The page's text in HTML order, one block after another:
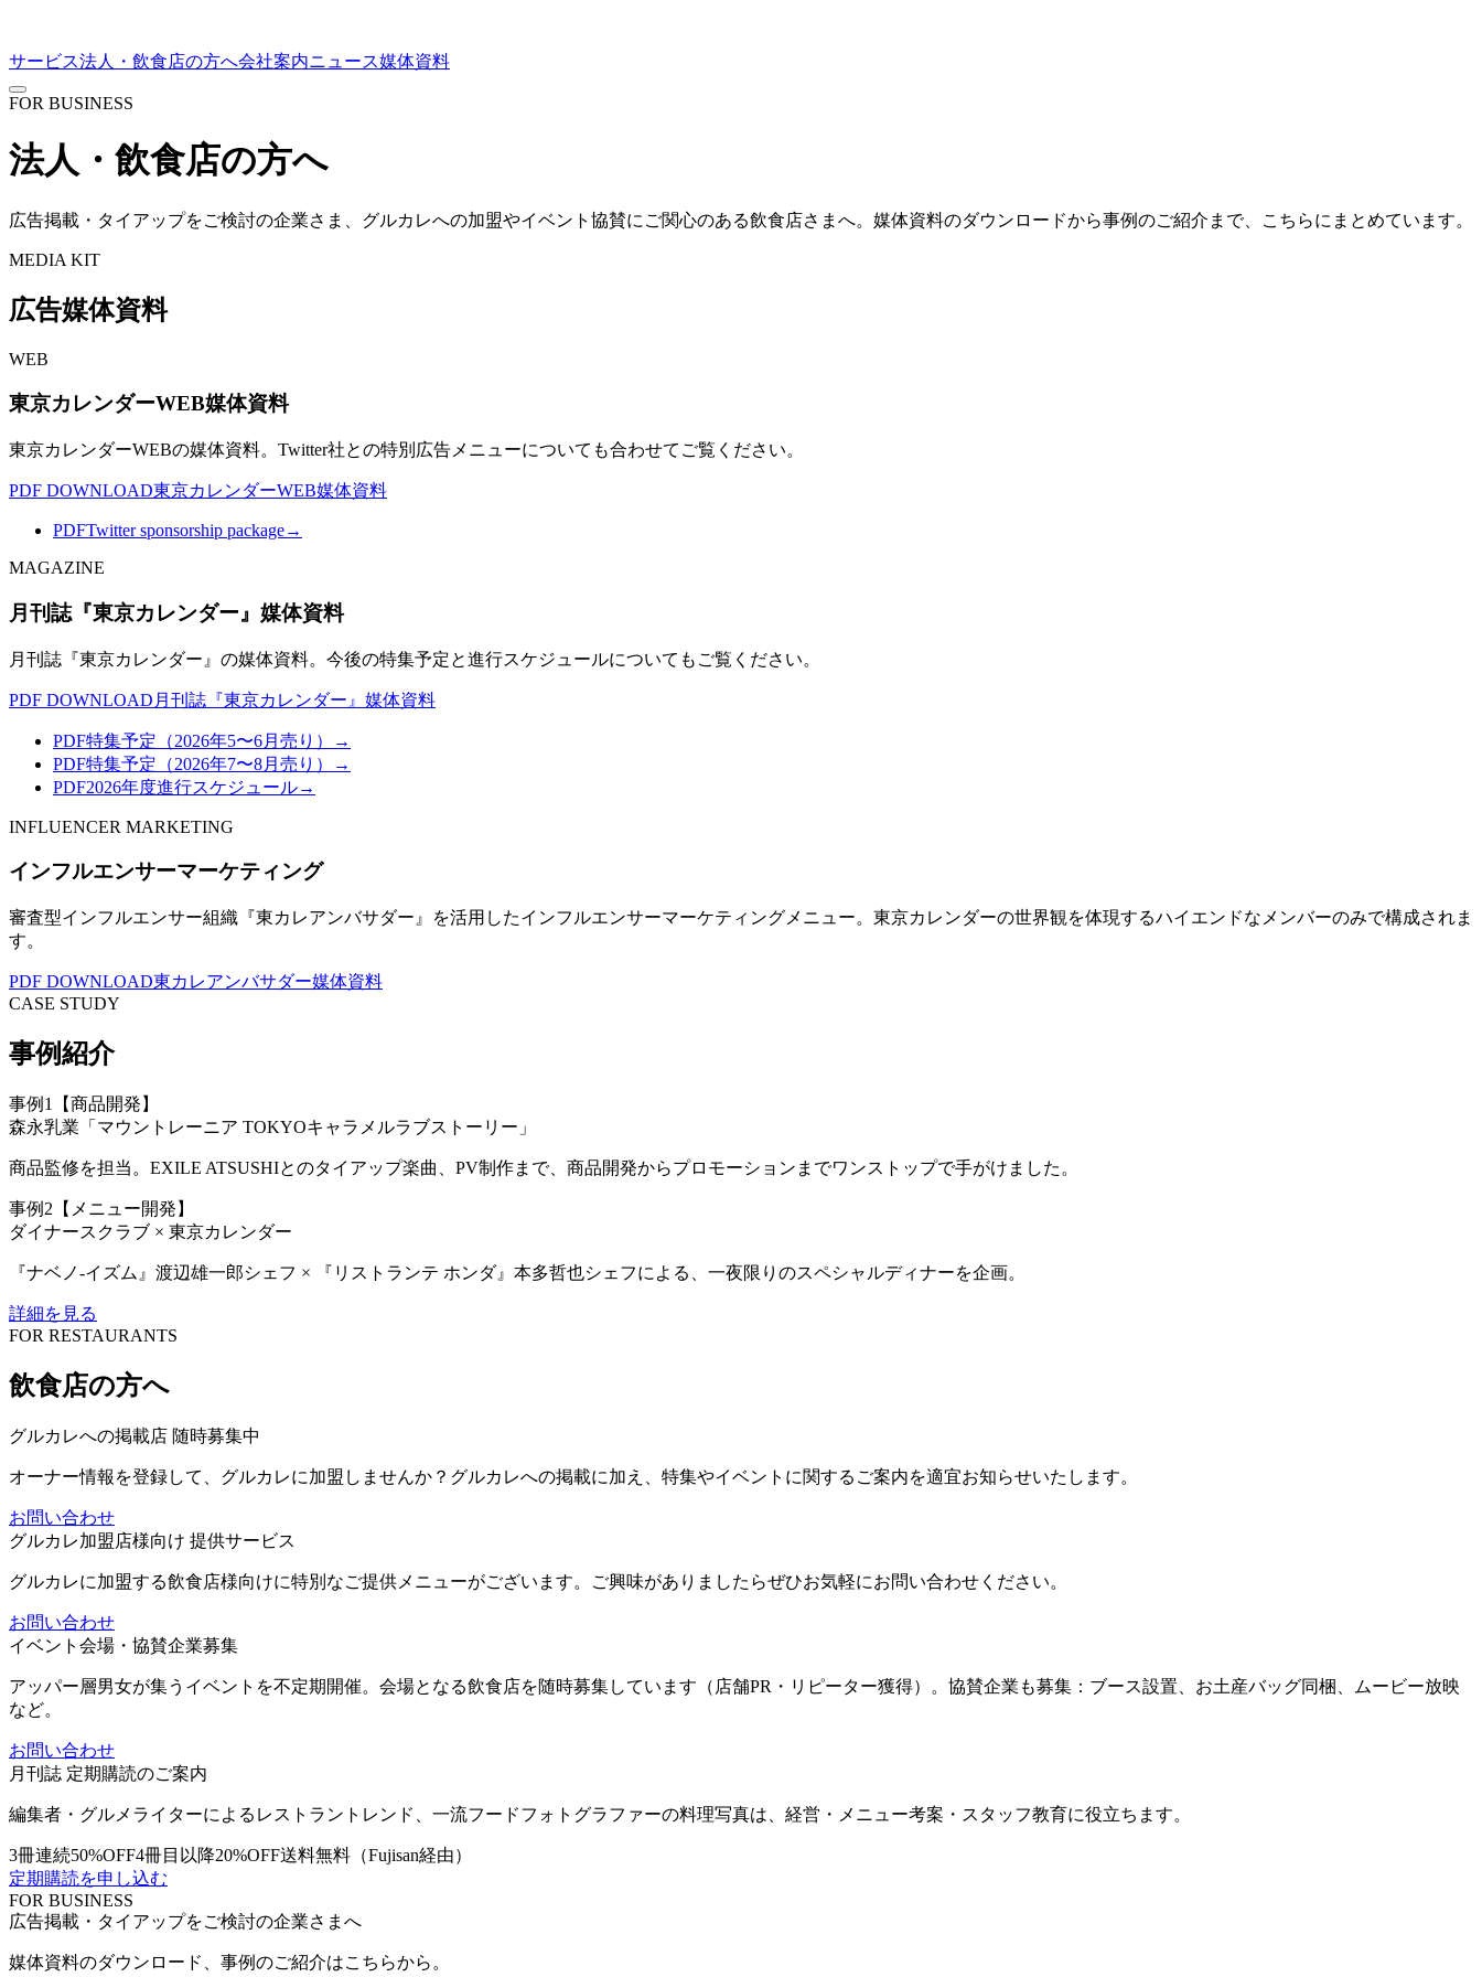
サービス法人・飲食店の方へ会社案内ニュース媒体資料
FOR BUSINESS
法人・飲食店の方へ
広告掲載・タイアップをご検討の企業さま、グルカレへの加盟やイベント協賛にご関心のある飲食店さまへ。媒体資料のダウンロードから事例のご紹介まで、こちらにまとめています。
MEDIA KIT
広告媒体資料
WEB
東京カレンダーWEB媒体資料
東京カレンダーWEBの媒体資料。Twitter社との特別広告メニューについても合わせてご覧ください。
PDF DOWNLOAD東京カレンダーWEB媒体資料
PDFTwitter sponsorship package→
MAGAZINE
月刊誌『東京カレンダー』媒体資料
月刊誌『東京カレンダー』の媒体資料。今後の特集予定と進行スケジュールについてもご覧ください。
PDF DOWNLOAD 月刊誌『東京カレンダー』媒体資料
PDF特集予定（2026年5〜6月売り）
→
PDF特集予定（2026年7〜8月売り）
→
PDF2026年度進行スケジュール→
INFLUENCER MARKETING
インフルエンサーマーケティング
審査型インフルエンサー組織『東カレアンバサダー』を活用したインフルエンサーマーケティングメニュー。東京カレンダーの世界観を体現するハイエンドなメンバーのみで構成されま
す。
PDF DOWNLOAD東カレアンバサダー媒体資料
CASE STUDY
事例紹介
事例1【商品開発】
森永乳業「マウントレーニア TOKYOキャラメルラブストーリー」
商品監修を担当。EXILE ATSUSHIとのタイアップ楽曲、PV制作まで、商品開発からプロモーションまでワンストップで手がけました。
事例2【メニュー開発】
ダイナースクラブ × 東京カレンダー
『ナベノ-イズム』渡辺雄一郎シェフ × 『リストランテ ホンダ』本多哲也シェフによる、一夜限りのスペシャルディナーを企画。
詳細を見る
FOR RESTAURANTS
飲食店の方へ
グルカレへの掲載店 随時募集中
オーナー情報を登録して、グルカレに加盟しませんか？グルカレへの掲載に加え、特集やイベントに関するご案内を適宜お知らせいたします。
お問い合わせ
グルカレ加盟店様向け 提供サービス
グルカレに加盟する飲食店様向けに特別なご提供メニューがございます。ご興味がありましたらぜひお気軽にお問い合わせください。
お問い合わせ
イベント会場・協賛企業募集
アッパー層男女が集うイベントを不定期開催。会場となる飲食店を随時募集しています（店舗PR・リピーター獲得）。協賛企業も募集：ブース設置、お土産バッグ同梱、ムービー放映
など。
お問い合わせ
月刊誌 定期購読のご案内
編集者・グルメライターによるレストラントレンド、一流フードフォトグラファーの料理写真は、経営・メニュー考案・スタッフ教育に役立ちます。
3冊連続50%OFF4冊目以降20%OFF送料無料（Fujisan経由）
定期購読を申し込む
FOR BUSINESS
広告掲載・タイアップをご検討の企業さまへ
媒体資料のダウンロード、事例のご紹介はこちらから。